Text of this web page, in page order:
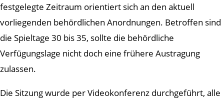
festgelegte Zeitraum orientiert sich an den aktuell
vorliegenden behördlichen Anordnungen. Betroffen sind
die Spieltage 30 bis 35, sollte die behördliche
Verfügungslage nicht doch eine frühere Austragung
zulassen.
Die Sitzung wurde per Videokonferenz durchgeführt, alle